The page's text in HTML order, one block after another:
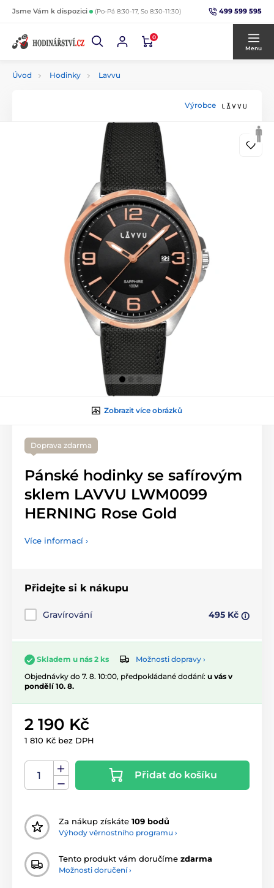
Jsme Vám k dispozici (Po-Pá 8:30-17, So 8:30-11:30) 499 599 595
0
Menu
Úvod Hodinky Lavvu
Výrobce
Zobrazit více obrázků
Doprava zdarma
Pánské hodinky se safírovým
sklem LAVVU LWM0099
HERNING Rose Gold
Více informací ›
Přidejte si k nákupu
Gravírování 495 Kč
Skladem u nás 2 ks
Možnosti dopravy ›
Objednávky do 7. 8. 10:00, předpokládané dodání: u vás v
pondělí 10. 8.
2 190 Kč
1 810 Kč bez DPH
Přidat do košíku
Za nákup získáte 109 bodů
Výhody věrnostního programu ›
Tento produkt vám doručíme zdarma
Možnosti doručení ›